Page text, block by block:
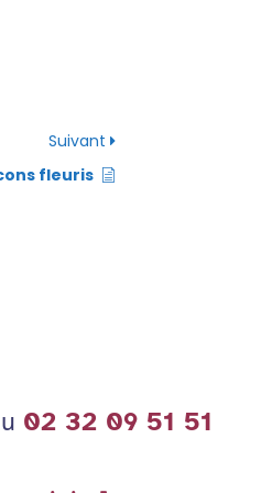
Suivant
fleuris
02 32 09 51 51